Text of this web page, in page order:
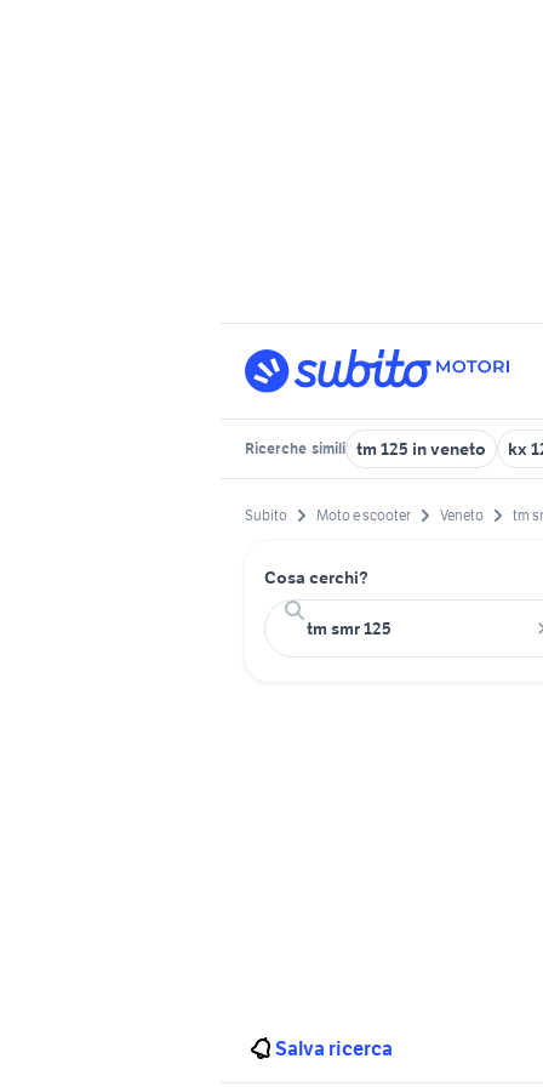
Ricerche simili tm 125 in veneto kx
Subito Moto e scooter Veneto tm
Cosa cerchi?
Salva ricerca